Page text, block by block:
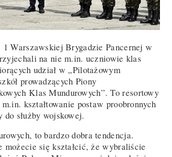
1 Warszawskiej Brygadzie Pancernej w
na nie m.in. uczniowie klas
udział w „Pilotażowym
prowadzących Piony
Klas Mundurowych”. To resortowy
kształtowanie postaw proobronnych
do służby wojskowej.
to bardzo dobra tendencja.
możecie się kształcić, że wybraliście